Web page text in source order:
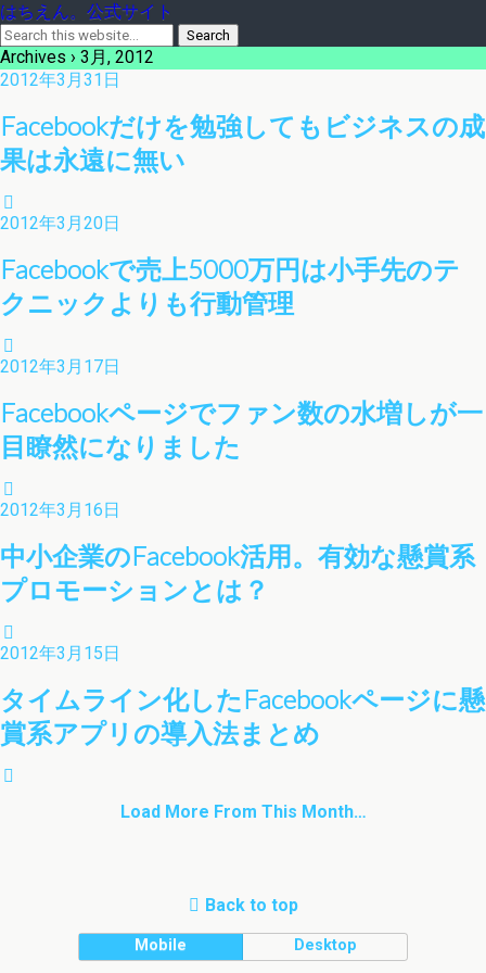
はちえん。公式サイト
Archives › 3月, 2012
2012年3月31日
Facebookだけを勉強してもビジネスの成
果は永遠に無い
2012年3月20日
Facebookで売上5000万円は小手先のテ
クニックよりも行動管理
2012年3月17日
Facebookページでファン数の水増しが一
目瞭然になりました
2012年3月16日
中小企業のFacebook活用。有効な懸賞系
プロモーションとは？
2012年3月15日
タイムライン化したFacebookページに懸
賞系アプリの導入法まとめ
Load More From This Month…
Back to top
Mobile Desktop